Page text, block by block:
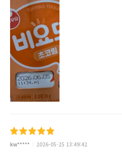
kw***** 2026-05-25 13:49:42